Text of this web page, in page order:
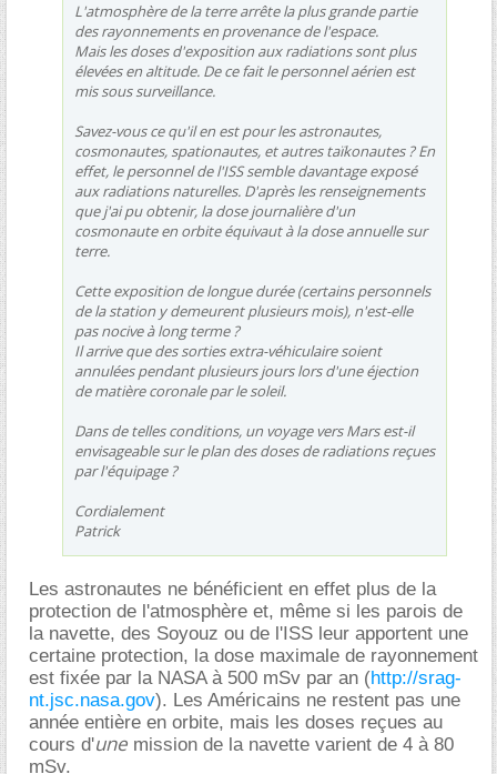
L'atmosphère de la terre arrête la plus grande partie
des rayonnements en provenance de l'espace.
Mais les doses d'exposition aux radiations sont plus
élevées en altitude. De ce fait le personnel aérien est
mis sous surveillance.
Savez-vous ce qu'il en est pour les astronautes,
cosmonautes, spationautes, et autres taïkonautes ? En
effet, le personnel de l'ISS semble davantage exposé
aux radiations naturelles. D'après les renseignements
que j'ai pu obtenir, la dose journalière d'un
cosmonaute en orbite équivaut à la dose annuelle sur
terre.
Cette exposition de longue durée (certains personnels
de la station y demeurent plusieurs mois), n'est-elle
pas nocive à long terme ?
Il arrive que des sorties extra-véhiculaire soient
annulées pendant plusieurs jours lors d'une éjection
de matière coronale par le soleil.
Dans de telles conditions, un voyage vers Mars est-il
envisageable sur le plan des doses de radiations reçues
par l'équipage ?
Cordialement
Patrick
Les astronautes ne bénéficient en effet plus de la
protection de l'atmosphère et, même si les parois de
la navette, des Soyouz ou de l'ISS leur apportent une
certaine protection, la dose maximale de rayonnement
est fixée par la NASA à 500 mSv par an (http://srag-
nt.jsc.nasa.gov). Les Américains ne restent pas une
année entière en orbite, mais les doses reçues au
cours d'une mission de la navette varient de 4 à 80
mSv.